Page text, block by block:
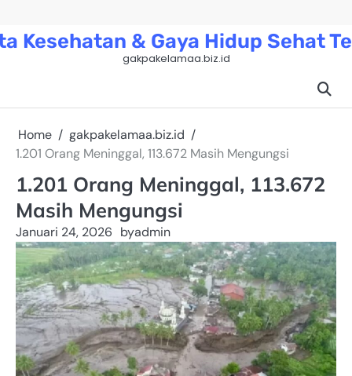
content
Kesehatan & Gaya Hidup Sehat
gakpakelamaa.biz.id
Home
gakpakelamaa.biz.id
1.201 Orang Meninggal, 113.672 Masih Mengungsi
1.201 Orang Meninggal, 113.672
Masih Mengungsi
Januari 24, 2026 byadmin